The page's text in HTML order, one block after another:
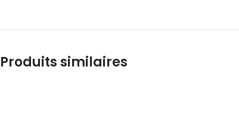
Produits similaires